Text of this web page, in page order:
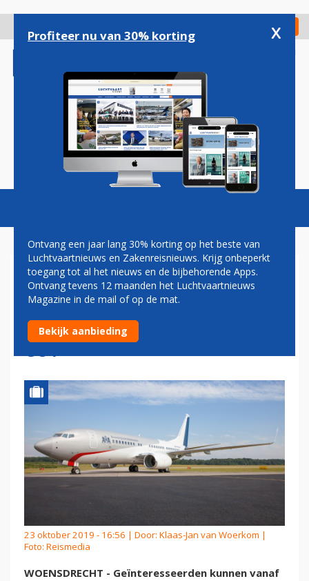
gaan
Check in
Magazine Podcasts Vacatures
FOKKER BIEDT VIRTUEEL
KIJKJE IN
REGERINGSVLIEGTUIG PH-
GOV
23 oktober 2019 - 16:56 | Door: Klaas-Jan van Woerkom |
Foto: Reismedia
WOENSDRECHT - Geïnteresseerden kunnen vanaf
Profiteer nu van 30% korting x
Ontvang een jaar lang 30% korting op het beste van
Luchtvaartnieuws en Zakenreisnieuws. Krijg onbeperkt
toegang tot al het nieuws en de bijbehorende Apps.
Ontvang tevens 12 maanden het Luchtvaartnieuws
Magazine in de mail of op de mat.
Bekijk aanbieding